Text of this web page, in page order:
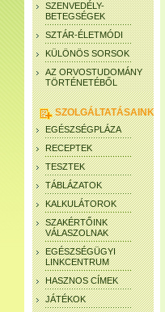
SZENVEDÉLY-
BETEGSÉGEK
SZTÁR-ÉLETMÓDI
KÜLÖNÖS SORSOK
AZ ORVOSTUDOMÁNY
TÖRTÉNETÉBŐL
SZOLGÁLTATÁSAINK
EGÉSZSÉGPLÁZA
RECEPTEK
TESZTEK
TÁBLÁZATOK
KALKULÁTOROK
SZAKÉRTŐINK
VÁLASZOLNAK
EGÉSZSÉGÜGYI
LINKCENTRUM
HASZNOS CÍMEK
JÁTÉKOK